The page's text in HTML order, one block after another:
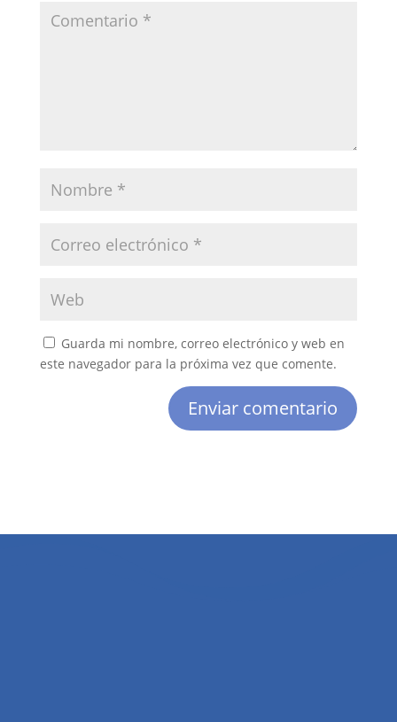
Guarda mi nombre, correo electrónico y web en
este navegador para la próxima vez que comente.